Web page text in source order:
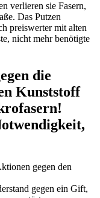
verlieren sie Fasern,
Das Putzen
preiswerter mit alten
nicht mehr benötigte
die
Kunststoff
gegen den
gegen ein Gift,